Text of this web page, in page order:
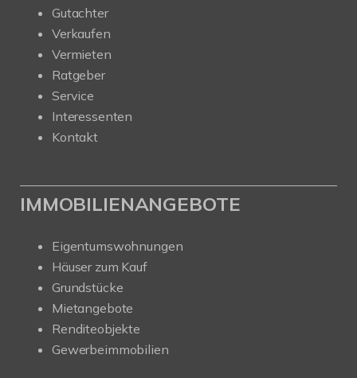
Gutachter
Verkaufen
Vermieten
Ratgeber
Service
Interessenten
Kontakt
IMMOBILIENANGEBOTE
Eigentumswohnungen
Häuser zum Kauf
Grundstücke
Mietangebote
Renditeobjekte
Gewerbeimmobilien